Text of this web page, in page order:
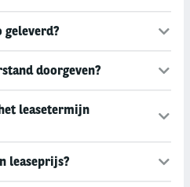
doorgeven?
leasetermijn
leaseprijs?